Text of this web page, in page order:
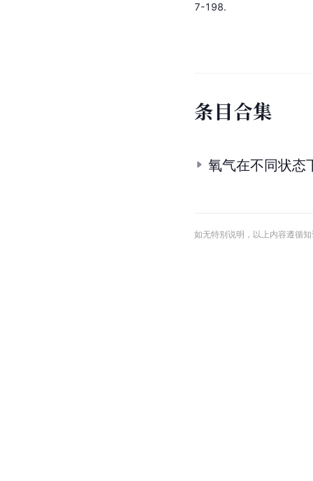
7-198.
条目合集
氧气在不同状态
如无特别说明，以上内容遵循